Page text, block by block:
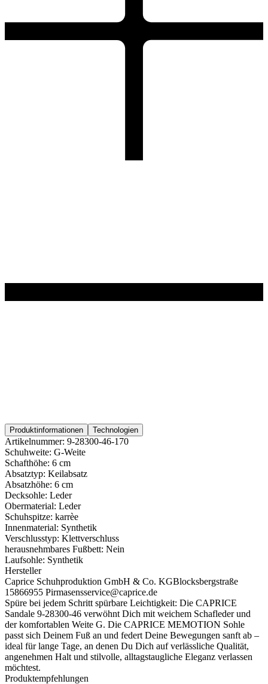
Produktinformationen Technologien
Artikelnummer: 9-28300-46-170
Schuhweite: G-Weite
Schafthöhe: 6 cm
Absatztyp: Keilabsatz
Absatzhöhe: 6 cm
Decksohle: Leder
Obermaterial: Leder
Schuhspitze: karrèe
Innenmaterial: Synthetik
Verschlusstyp: Klettverschluss
herausnehmbares Fußbett: Nein
Laufsohle: Synthetik
Hersteller
Caprice Schuhproduktion GmbH & Co. KGBlocksbergstraße
15866955 Pirmasensservice@caprice.de
Spüre bei jedem Schritt spürbare Leichtigkeit: Die CAPRICE
Sandale 9-28300-46 verwöhnt Dich mit weichem Schafleder und
der komfortablen Weite G. Die CAPRICE MEMOTION Sohle
passt sich Deinem Fuß an und federt Deine Bewegungen sanft ab –
ideal für lange Tage, an denen Du Dich auf verlässliche Qualität,
angenehmen Halt und stilvolle, alltagstaugliche Eleganz verlassen
möchtest.
Produktempfehlungen